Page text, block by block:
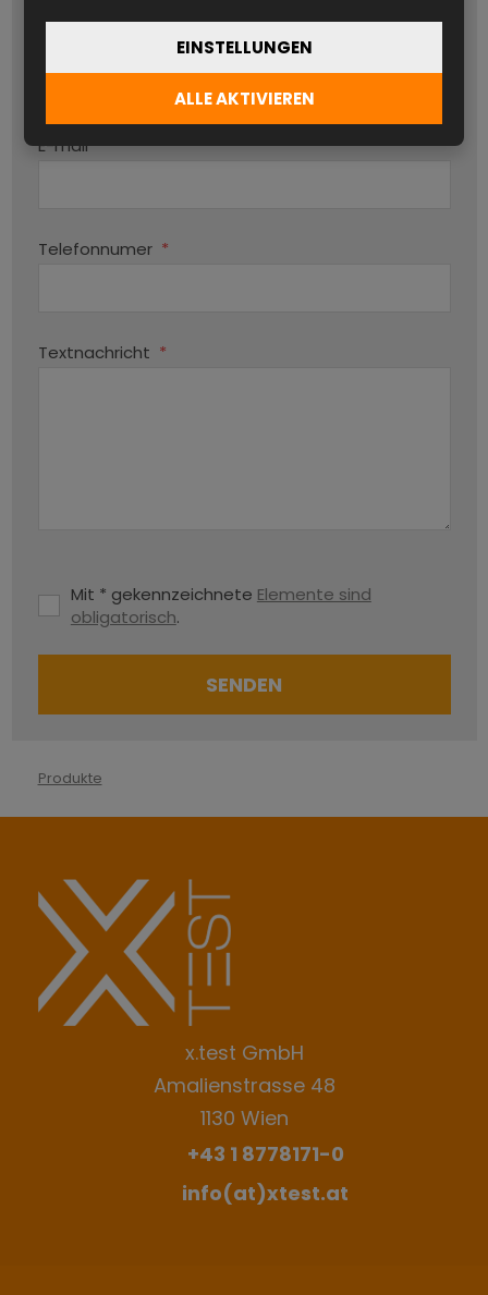
E-mail*
Telefonnumer *
Textnachricht *
Mit * gekennzeichnete Elemente sind
obligatorisch.
SENDEN
konnte
Produkte
x.test GmbH
Amalienstrasse 48
1130 Wien
+43 1 8778171-0
info(at)xtest.at
EINSTELLUNGEN
ALLE AKTIVIEREN